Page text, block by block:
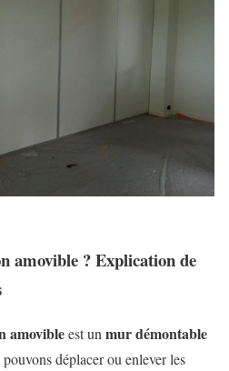
amovible ? Explication de
amovibleest un mur démontable
déplacer ou enlever les